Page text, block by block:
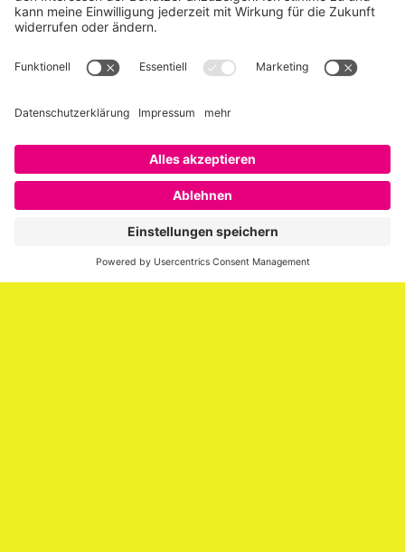
Über SAATKORN
SAATKORN ist der Blog von Gero Hesse. Seit 2009 schreibt
er über die Themen Employer Branding,